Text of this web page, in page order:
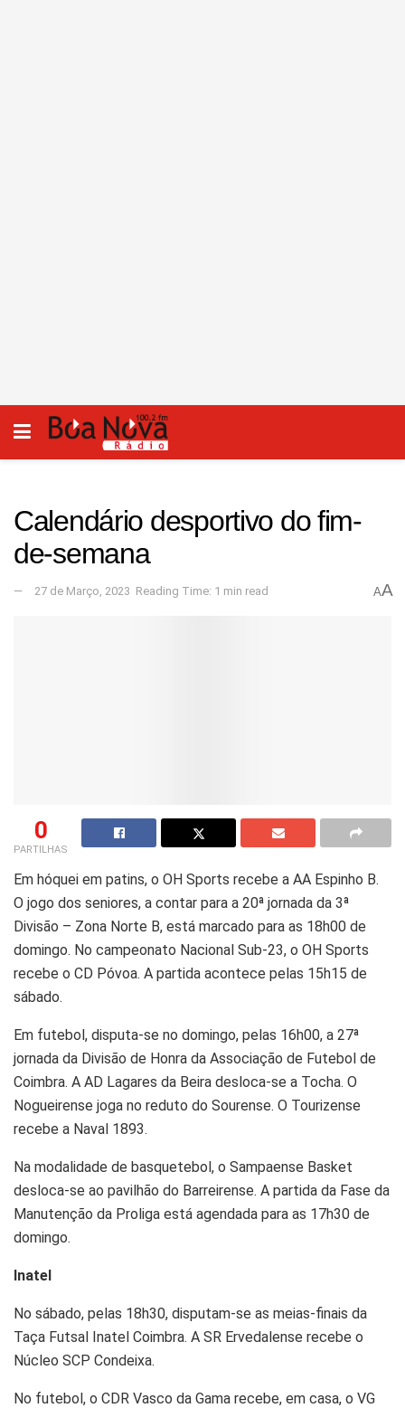
Calendário desportivo do fim-
de-semana
27 de Março, 2023 Reading Time: 1 min read AA
0
PARTILHAS
Em hóquei em patins, o OH Sports recebe a AA Espinho B.
O jogo dos seniores, a contar para a 20ª jornada da 3ª
Divisão – Zona Norte B, está marcado para as 18h00 de
domingo. No campeonato Nacional Sub-23, o OH Sports
recebe o CD Póvoa. A partida acontece pelas 15h15 de
sábado.
Em futebol, disputa-se no domingo, pelas 16h00, a 27ª
jornada da Divisão de Honra da Associação de Futebol de
Coimbra. A AD Lagares da Beira desloca-se a Tocha. O
Nogueirense joga no reduto do Sourense. O Tourizense
recebe a Naval 1893.
Na modalidade de basquetebol, o Sampaense Basket
desloca-se ao pavilhão do Barreirense. A partida da Fase da
Manutenção da Proliga está agendada para as 17h30 de
domingo.
Inatel
No sábado, pelas 18h30, disputam-se as meias-finais da
Taça Futsal Inatel Coimbra. A SR Ervedalense recebe o
Núcleo SCP Condeixa.
No futebol, o CDR Vasco da Gama recebe, em casa, o VG